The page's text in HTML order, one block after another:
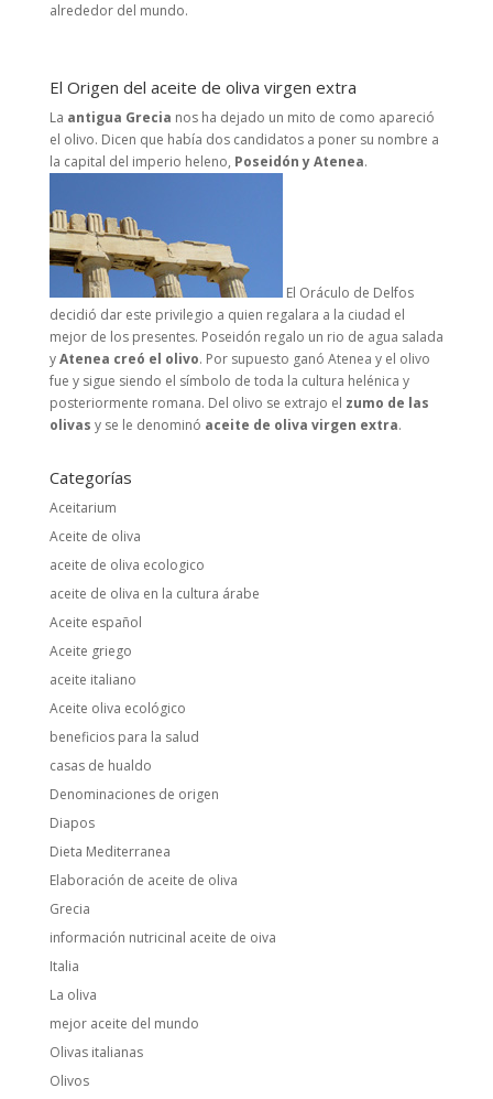
alrededor del mundo.
El Origen del aceite de oliva virgen extra
La antigua Grecia nos ha dejado un mito de como apareció
el olivo. Dicen que había dos candidatos a poner su nombre a
la capital del imperio heleno, Poseidón y Atenea.
El Oráculo de Delfos
decidió dar este privilegio a quien regalara a la ciudad el
mejor de los presentes. Poseidón regalo un rio de agua salada
yAtenea creó el olivo. Por supuesto ganó Atenea y el olivo
fue y sigue siendo el símbolo de toda la cultura helénica y
posteriormente romana. Del olivo se extrajo el zumo de las
olivas y se le denominó aceite de oliva virgen extra.
Categorías
Aceitarium
Aceite de oliva
aceite de oliva ecologico
aceite de oliva en la cultura árabe
Aceite español
Aceite griego
aceite italiano
Aceite oliva ecológico
beneficios para la salud
casas de hualdo
Denominaciones de origen
Diapos
Dieta Mediterranea
Elaboración de aceite de oliva
Grecia
información nutricinal aceite de oiva
Italia
La oliva
mejor aceite del mundo
Olivas italianas
Olivos